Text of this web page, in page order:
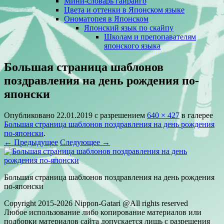
Цвета и оттенки в Японском языке
Ономатопея в Японском
Японский язык по скайпу
Школам и препопавателям
японского языка
Большая страница шаблонов
поздравления на день рождения по-
японски
Опубликовано 22.01.2019 с разрешением 640 × 427 в галерее
Большая страница шаблонов поздравления на день рождения
по-японски.
← Предыдущее Следующее →
Большая страница шаблонов поздравления на день рождения
по-японски
Copyright 2015-2026 Nippon-Gatari @All rights reserved
Любое использование либо копирование материалов или
подборки материалов сайта допускается лишь с разрешения